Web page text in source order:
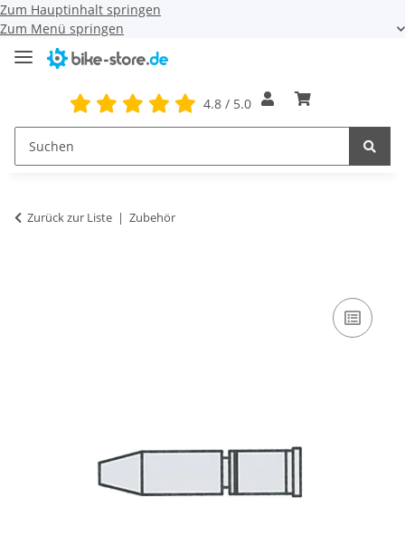
Zum Hauptinhalt springen
Zum Menü springen
4.8 / 5.0
Zurück zur Liste Zubehör